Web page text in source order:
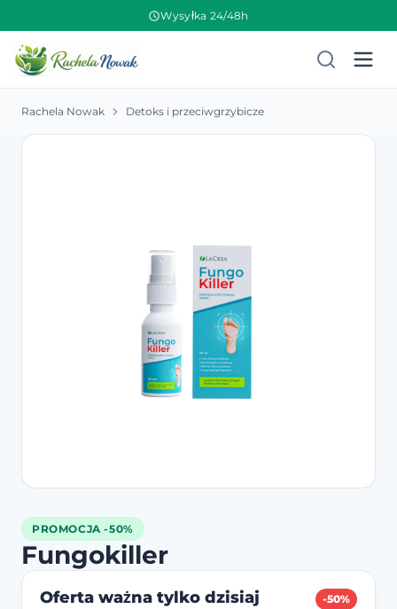
Wysyłka 24/48h
Rachela Nowak Detoks i przeciwgrzybicze
PROMOCJA -50%
Fungokiller
Oferta ważna tylko dzisiaj -50%